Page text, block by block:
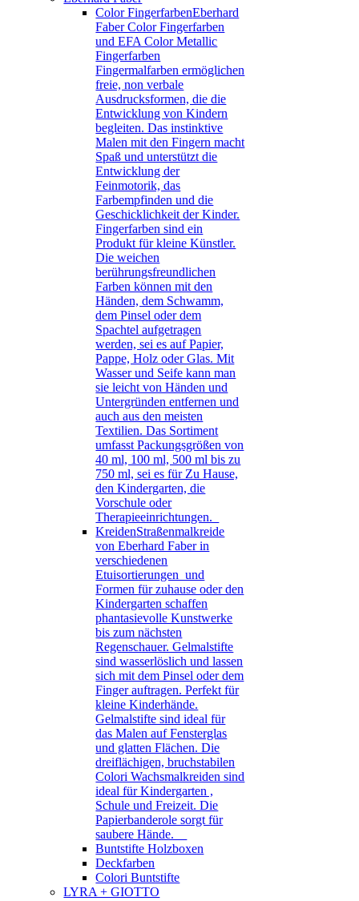
Color FingerfarbenEberhard
Faber Color Fingerfarben
und EFA Color Metallic
Fingerfarben
Fingermalfarben ermöglichen
freie, non verbale
Ausdrucksformen, die die
Entwicklung von Kindern
begleiten. Das instinktive
Malen mit den Fingern macht
Spaß und unterstützt die
Entwicklung der
Feinmotorik, das
Farbempfinden und die
Geschicklichkeit der Kinder.
Fingerfarben sind ein
Produkt für kleine Künstler.
Die weichen
berührungsfreundlichen
Farben können mit den
Händen, dem Schwamm,
dem Pinsel oder dem
Spachtel aufgetragen
werden, sei es auf Papier,
Pappe, Holz oder Glas. Mit
Wasser und Seife kann man
sie leicht von Händen und
Untergründen entfernen und
auch aus den meisten
Textilien. Das Sortiment
umfasst Packungsgrößen von
40 ml, 100 ml, 500 ml bis zu
750 ml, sei es für Zu Hause,
den Kindergarten, die
Vorschule oder
Therapieeinrichtungen.
KreidenStraßenmalkreide
von Eberhard Faber in
verschiedenen
Etuisortierungen und
Formen für zuhause oder den
Kindergarten schaffen
phantasievolle Kunstwerke
bis zum nächsten
Regenschauer. Gelmalstifte
sind wasserlöslich und lassen
sich mit dem Pinsel oder dem
Finger auftragen. Perfekt für
kleine Kinderhände.
Gelmalstifte sind ideal für
das Malen auf Fensterglas
und glatten Flächen. Die
dreiflächigen, bruchstabilen
Colori Wachsmalkreiden sind
ideal für Kindergarten ,
Schule und Freizeit. Die
Papierbanderole sorgt für
saubere Hände.
Buntstifte Holzboxen
Deckfarben
Colori Buntstifte
LYRA + GIOTTO